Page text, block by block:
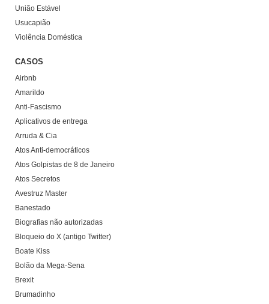
União Estável
Usucapião
Violência Doméstica
CASOS
Airbnb
Amarildo
Anti-Fascismo
Aplicativos de entrega
Arruda & Cia
Atos Anti-democráticos
Atos Golpistas de 8 de Janeiro
Atos Secretos
Avestruz Master
Banestado
Biografias não autorizadas
Bloqueio do X (antigo Twitter)
Boate Kiss
Bolão da Mega-Sena
Brexit
Brumadinho